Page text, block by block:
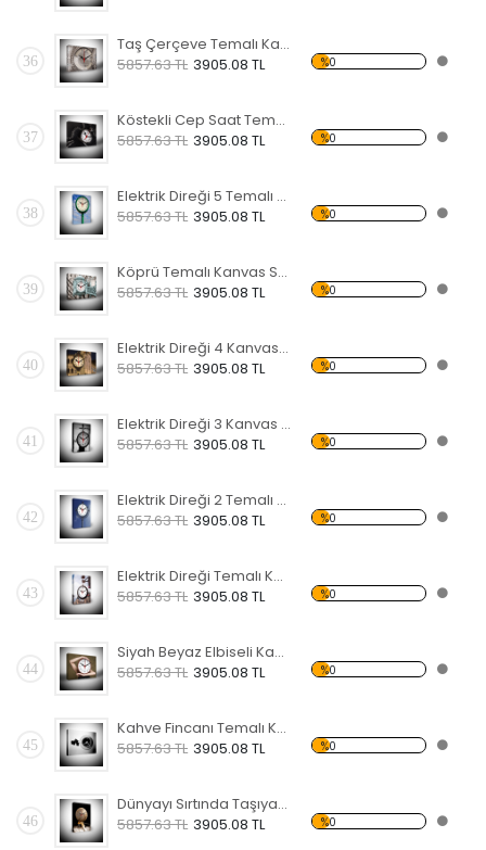
36
Taş Çerçeve Temalı Kanvas Saat
5857.63 TL 3905.08 TL %0
37
Köstekli Cep Saat Temalı Kanvas Saat
5857.63 TL 3905.08 TL %0
38
Elektrik Direği 5 Temalı Kanvas Saat
5857.63 TL 3905.08 TL %0
39
Köprü Temalı Kanvas Saat
5857.63 TL 3905.08 TL %0
40
Elektrik Direği 4 Kanvas Saat
5857.63 TL 3905.08 TL %0
41
Elektrik Direği 3 Kanvas Saat
5857.63 TL 3905.08 TL %0
42
Elektrik Direği 2 Temalı Kanvas Saat
5857.63 TL 3905.08 TL %0
43
Elektrik Direği Temalı Kanvas Saat
5857.63 TL 3905.08 TL %0
44
Siyah Beyaz Elbiseli Kadın Temalı Kanvas Saat
5857.63 TL 3905.08 TL %0
45
Kahve Fincanı Temalı Kanvas Saat
5857.63 TL 3905.08 TL %0
46
Dünyayı Sırtında Taşıyan Atlas Temalı Kanvas Saat
5857.63 TL 3905.08 TL %0